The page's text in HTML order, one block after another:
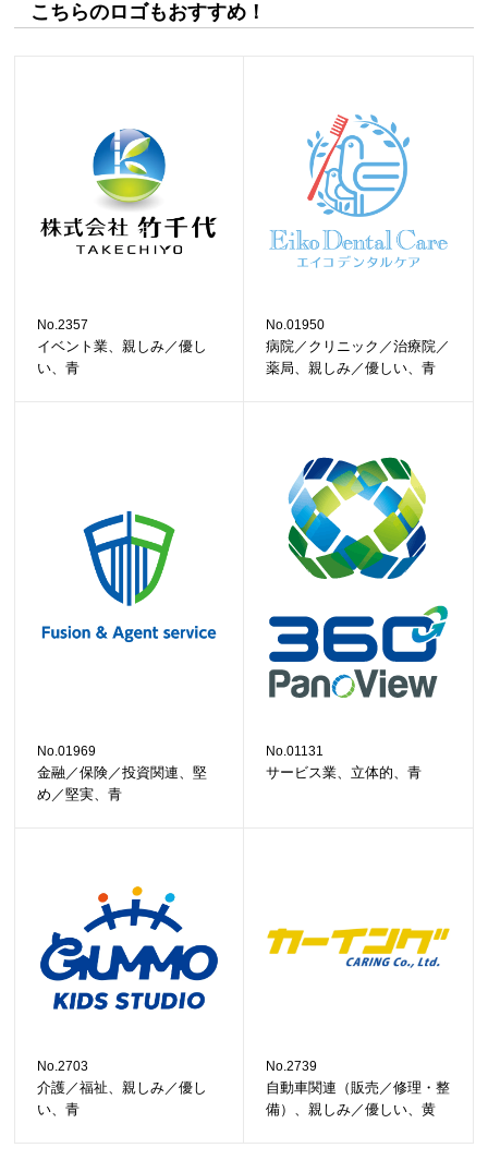
こちらのロゴもおすすめ！
No.2357
イベント業、親しみ／優し
い、青
No.01950
病院／クリニック／治療院／
薬局、親しみ／優しい、青
No.01969
金融／保険／投資関連、堅
め／堅実、青
No.01131
サービス業、立体的、青
No.2703
介護／福祉、親しみ／優し
い、青
No.2739
自動車関連（販売／修理・整
備）、親しみ／優しい、黄